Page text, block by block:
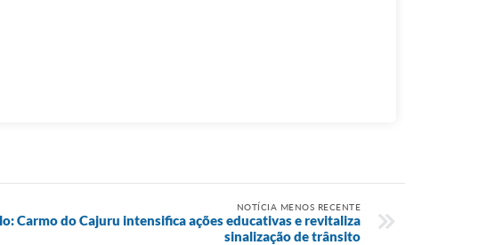
NOTÍCIA MENOS RECENTE
Carmo do Cajuru intensifica ações educativas e revitaliza
sinalização de trânsito